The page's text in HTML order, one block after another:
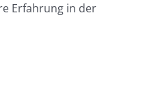
Erfahrung in der